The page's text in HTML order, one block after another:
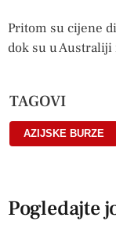
Pritom su cijene
dok su u
TAGOVI
AZIJSKE BURZE
Pogledajte